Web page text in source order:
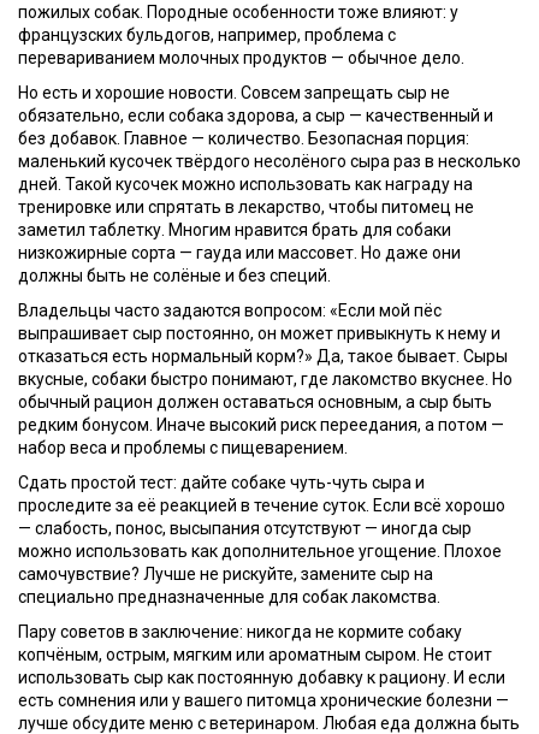
пожилых собак. Породные особенности тоже влияют: у
французских бульдогов, например, проблема с
перевариванием молочных продуктов — обычное дело.
Но есть и хорошие новости. Совсем запрещать сыр не
обязательно, если собака здорова, а сыр — качественный и
без добавок. Главное — количество. Безопасная порция:
маленький кусочек твёрдого несолёного сыра раз в несколько
дней. Такой кусочек можно использовать как награду на
тренировке или спрятать в лекарство, чтобы питомец не
заметил таблетку. Многим нравится брать для собаки
низкожирные сорта — гауда или массовет. Но даже они
должны быть не солёные и без специй.
Владельцы часто задаются вопросом: «Если мой пёс
выпрашивает сыр постоянно, он может привыкнуть к нему и
отказаться есть нормальный корм?» Да, такое бывает. Сыры
вкусные, собаки быстро понимают, где лакомство вкуснее. Но
обычный рацион должен оставаться основным, а сыр быть
редким бонусом. Иначе высокий риск переедания, а потом —
набор веса и проблемы с пищеварением.
Сдать простой тест: дайте собаке чуть-чуть сыра и
проследите за её реакцией в течение суток. Если всё хорошо
— слабость, понос, высыпания отсутствуют — иногда сыр
можно использовать как дополнительное угощение. Плохое
самочувствие? Лучше не рискуйте, замените сыр на
специально предназначенные для собак лакомства.
Пару советов в заключение: никогда не кормите собаку
копчёным, острым, мягким или ароматным сыром. Не стоит
использовать сыр как постоянную добавку к рациону. И если
есть сомнения или у вашего питомца хронические болезни —
лучше обсудите меню с ветеринаром. Любая еда должна быть